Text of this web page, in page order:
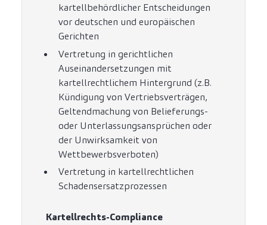
kartellbehördlicher Entscheidungen
vor deutschen und europäischen
Gerichten
Vertretung in gerichtlichen
Auseinandersetzungen mit
kartellrechtlichem Hintergrund (z.B.
Kündigung von Vertriebsverträgen,
Geltendmachung von Belieferungs-
oder Unterlassungsansprüchen oder
der Unwirksamkeit von
Wettbewerbsverboten)
Vertretung in kartellrechtlichen
Schadensersatzprozessen
Kartellrechts-Compliance